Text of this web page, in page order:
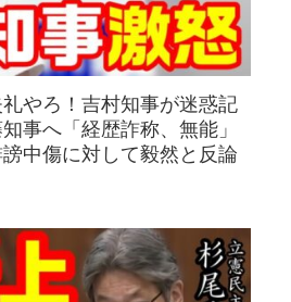
礼やろ！吉村知事が迷惑記
事へ「経歴詐称、無能」
中傷に対して毅然と反論